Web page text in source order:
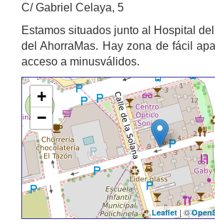
C/ Gabriel Celaya, 5
Estamos situados junto al Hospital
del AhorraMas. Hay zona de fácil
acceso a minusválidos.
+
−
Leaflet | ©